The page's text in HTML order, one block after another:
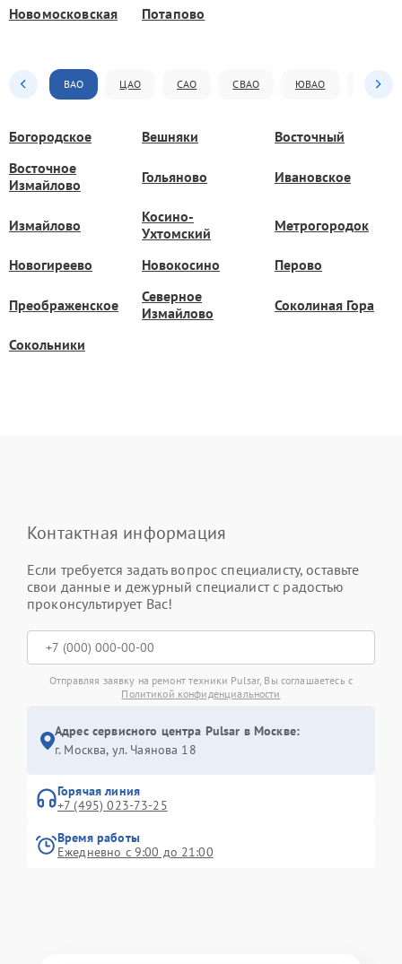
Новомосковская Потапово
ВАО ЦАО САО СВАО ЮВАО ЮАО
Богородское Вешняки
Восточный
Восточное
Измайлово
Гольяново Ивановское
Измайлово
Косино-
Ухтомский
Метрогородок
Новогиреево Новокосино Перово
Преображенское
Северное
Измайлово
Соколиная Гора
Сокольники
Контактная информация
Если требуется задать вопрос специалисту, оставьте
свои данные и дежурный специалист с радостью
проконсультирует Вас!
Отправляя заявку на ремонт техники Pulsar, Вы соглашаетесь с
Политикой конфиденциальности
Адрес сервисного центра Pulsar в Москве:
г. Москва, ул. Чаянова 18
Горячая линия
+7 (495) 023-73-25
Время работы
Ежедневно с 9:00 до 21:00